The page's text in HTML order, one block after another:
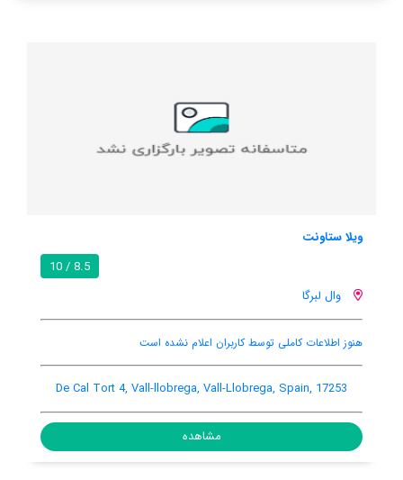
De Cal Tort 4,
اینترنت رایگان در اتاق
Vall-llobrega, Vall-Llobrega, Spain, 17253